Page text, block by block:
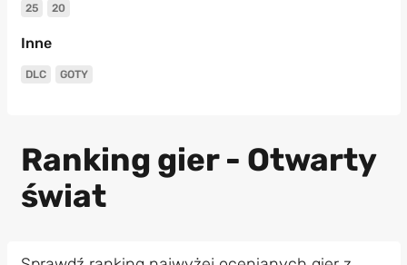
25 20
Inne
DLC GOTY
Ranking gier - Otwarty
świat